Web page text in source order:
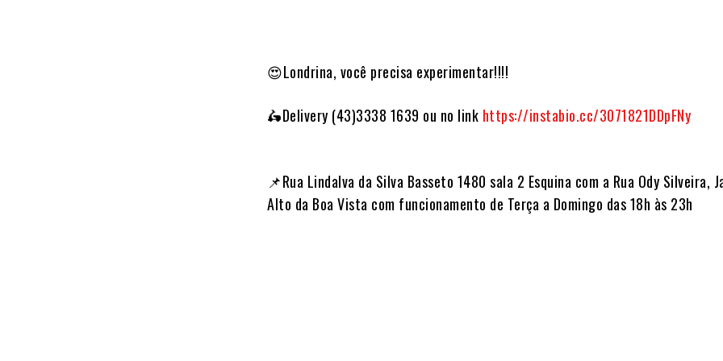
😍Londrina, você precisa experimentar!!!!
🛵Delivery (43)3338 1639 ou no link https://instabio.cc/3071821DDpFNy
📌Rua Lindalva da Silva Basseto 1480 sala 2 Esquina com a Rua Ody Silveira,
Alto da Boa Vista com funcionamento de Terça a Domingo das 18h às 23h